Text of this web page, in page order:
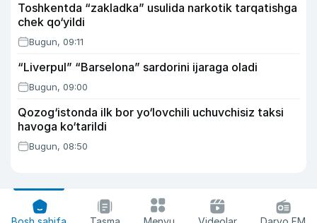
Toshkentda “zakladka” usulida narkotik tarqatishga
chek qo‘yildi
Bugun, 09:11
“Liverpul” “Barselona” sardorini ijaraga oladi
Bugun, 09:00
Qozog‘istonda ilk bor yo‘lovchili uchuvchisiz taksi
havoga ko‘tarildi
Bugun, 08:50